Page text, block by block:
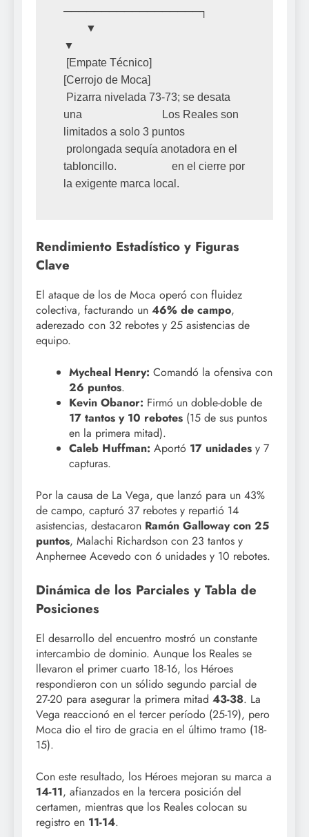
──────────────────┐
▼
[Cerrojo de Moca]
una                             Los Reales son
limitados a solo 3 puntos
tabloncillo.                    en el cierre por
Rendimiento Estadístico y Figuras
Clave
El ataque de los de Moca operó con fluidez
colectiva, facturando un 46% de campo,
aderezado con 32 rebotes y 25 asistencias de
equipo.
Mycheal Henry: Comandó la ofensiva con
26 puntos.
Kevin Obanor: Firmó un doble-doble de
17 tantos y 10 rebotes (15 de sus puntos
en la primera mitad).
Caleb Huffman: Aportó 17 unidades y 7
capturas.
Por la causa de La Vega, que lanzó para un 43%
de campo, capturó 37 rebotes y repartió 14
asistencias, destacaron Ramón Galloway con 25
puntos, Malachi Richardson con 23 tantos y
Anphernee Acevedo con 6 unidades y 10 rebotes.
Dinámica de los Parciales y Tabla de
Posiciones
El desarrollo del encuentro mostró un constante
intercambio de dominio. Aunque los Reales se
llevaron el primer cuarto 18-16, los Héroes
respondieron con un sólido segundo parcial de
27-20 para asegurar la primera mitad 43-38. La
Vega reaccionó en el tercer período (25-19), pero
Moca dio el tiro de gracia en el último tramo (18-
15).
Con este resultado, los Héroes mejoran su marca a
14-11, afianzados en la tercera posición del
certamen, mientras que los Reales colocan su
registro en 11-14.